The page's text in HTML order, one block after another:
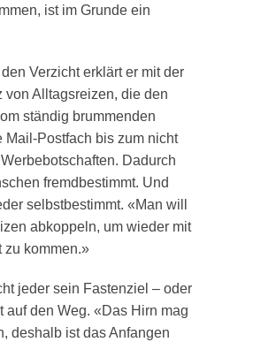
ist im Grunde ein
Verzicht erklärt er mit der
von Alltagsreizen, die den
ständig brummenden
Mail-Postfach bis zum nicht
Dadurch
fremdbestimmt. Und
selbstbestimmt. «Man will
abkoppeln, um wieder mit
zu kommen.»
jeder sein Fastenziel – oder
auf den Weg. «Das Hirn mag
deshalb ist das Anfangen